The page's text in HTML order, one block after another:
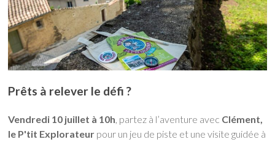
Prêts à relever le défi ?
Vendredi 10 juillet à 10h, partez à l’aventure avec Clément,
le P'tit Explorateur pour un jeu de piste et une visite guidée à